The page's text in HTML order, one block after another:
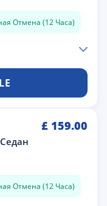
Отмена (12 Часа)
£ 159.00
Отмена (12 Часа)